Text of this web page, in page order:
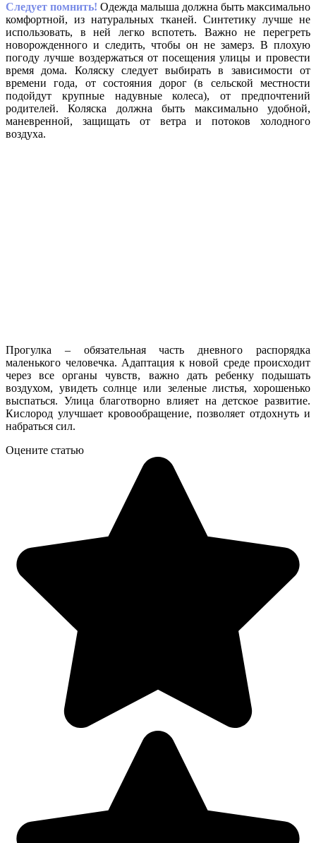
Следует помнить! Одежда малыша должна быть максимально
комфортной, из натуральных тканей. Синтетику лучше не
использовать, в ней легко вспотеть. Важно не перегреть
новорожденного и следить, чтобы он не замерз. В плохую
погоду лучше воздержаться от посещения улицы и провести
время дома. Коляску следует выбирать в зависимости от
времени года, от состояния дорог (в сельской местности
подойдут крупные надувные колеса), от предпочтений
родителей. Коляска должна быть максимально удобной,
маневренной, защищать от ветра и потоков холодного
воздуха.
Прогулка – обязательная часть дневного распорядка
маленького человечка. Адаптация к новой среде происходит
через все органы чувств, важно дать ребенку подышать
воздухом, увидеть солнце или зеленые листья, хорошенько
выспаться. Улица благотворно влияет на детское развитие.
Кислород улучшает кровообращение, позволяет отдохнуть и
набраться сил.
Оцените статью